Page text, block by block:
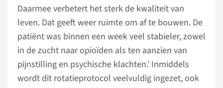
Daarmee verbetert het sterk de kwaliteit van
leven. Dat geeft weer ruimte om af te bouwen. De
patiënt was binnen een week veel stabieler, zowel
in de zucht naar opioïden als ten aanzien van
pijnstilling en psychische klachten.’ Inmiddels
wordt dit rotatieprotocol veelvuldig ingezet, ook